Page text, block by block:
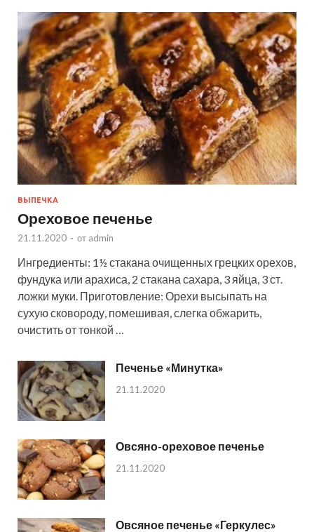
ВЫПЕЧКА
Ореховое печенье
21.11.2020 - от admin
Ингредиенты: 1½ стакана очищенных грецких орехов,
фундука или арахиса, 2 стакана сахара, 3 яйца, 3 ст.
ложки муки. Приготовление: Орехи высыпать на
сухую сковороду, помешивая, слегка обжарить,
очистить от тонкой …
Печенье «Минутка»
21.11.2020
Овсяно-ореховое печенье
21.11.2020
Овсяное печенье «Геркулес»